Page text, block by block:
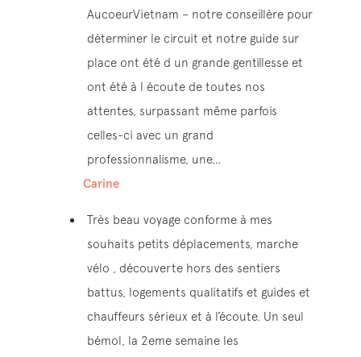
AucoeurVietnam – notre conseillère pour
déterminer le circuit et notre guide sur
place ont été d un grande gentillesse et
ont été à l écoute de toutes nos
attentes, surpassant même parfois
celles-ci avec un grand
professionnalisme, une…
Carine
Très beau voyage conforme à mes
souhaits petits déplacements, marche
vélo , découverte hors des sentiers
battus, logements qualitatifs et guides et
chauffeurs sérieux et à l’écoute. Un seul
bémol, la 2eme semaine les